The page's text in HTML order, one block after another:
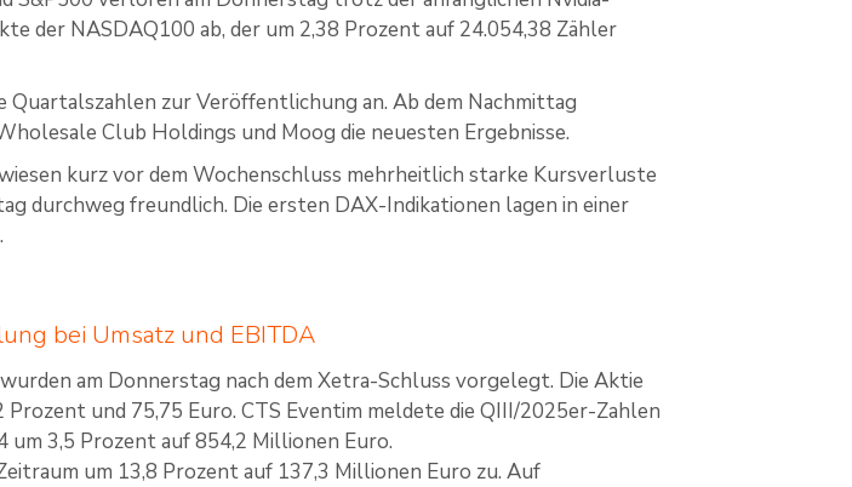
der NASDAQ100 ab, der um 2,38 Prozent auf 24.054,38 Zähler
zur Veröffentlichung an. Ab dem Nachmittag
Club Holdings und Moog die neuesten Ergebnisse.
kurz vor dem Wochenschluss mehrheitlich starke Kursverluste
durchweg freundlich. Die ersten DAX-Indikationen lagen in einer
bei Umsatz und EBITDA
am Donnerstag nach dem Xetra-Schluss vorgelegt. Die Aktie
und 75,75 Euro. CTS Eventim meldete die QIII/2025er-Zahlen
3,5 Prozent auf 854,2 Millionen Euro.
um 13,8 Prozent auf 137,3 Millionen Euro zu. Auf